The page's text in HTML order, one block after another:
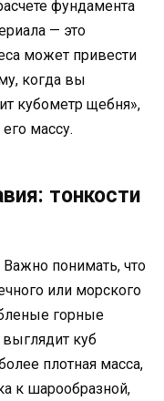
фундамента
— это
может привести
когда вы
кубометр щебня»,
массу.
тонкости
понимать, что
или морского
горные
куб
плотная масса,
к шарообразной,